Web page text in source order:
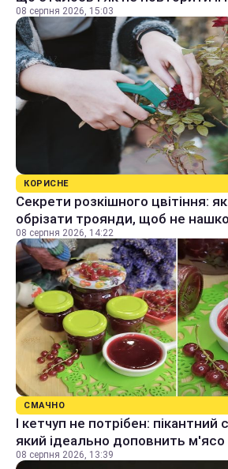
08 серпня 2026, 15:03
КОРИСНЕ
Секрети розкішного цвітіння:
обрізати троянди, щоб не
08 серпня 2026, 14:22
СМАЧНО
І кетчуп не потрібен: пікантний
який ідеально доповнить м'ясо
08 серпня 2026, 13:39